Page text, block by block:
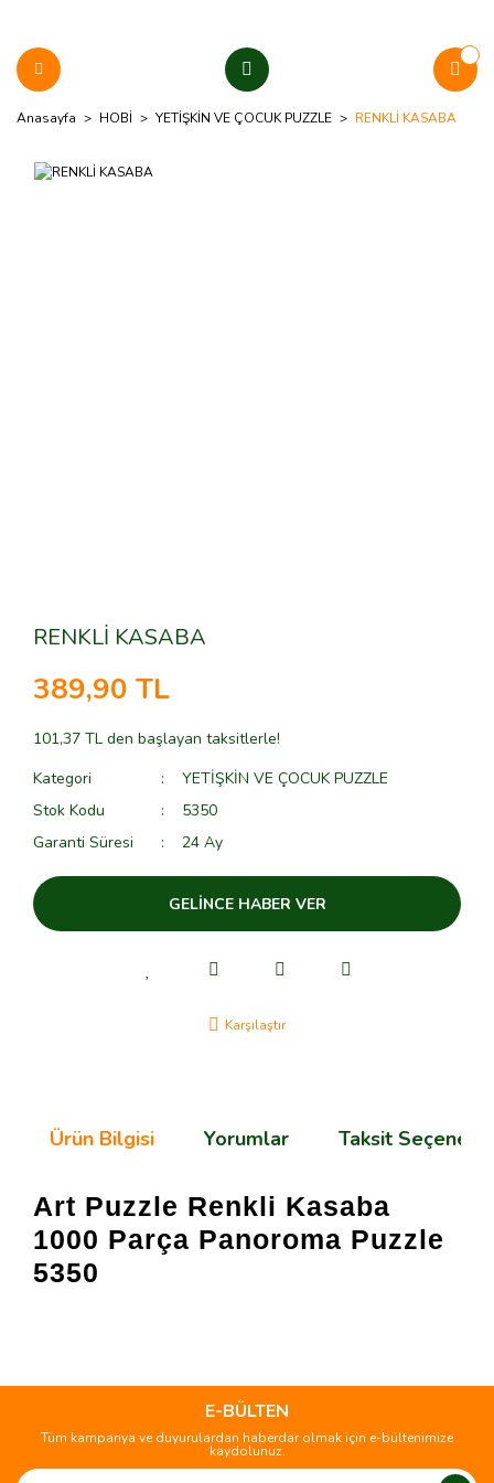
Anasayfa HOBİ YETİŞKİN VE ÇOCUK PUZZLE RENKLİ KASABA
RENKLİ KASABA
389,90 TL
101,37 TL den başlayan taksitlerle!
Kategori
YETİŞKİN VE ÇOCUK PUZZLE
Stok Kodu
5350
Garanti Süresi
24 Ay
GELİNCE HABER VER
Karşılaştır
Ürün Bilgisi Yorumlar Taksit
Art Puzzle Renkli Kasaba
1000 Parça Panoroma Puzzle
5350
Yorum Yaz
kullanarak tarafımıza iletebilirsiniz.
Görüş ve önerileriniz için teşekkür ederiz.
E-BÜLTEN
Tüm kampanya ve duyurulardan haberdar olmak için e-bültenimize
kaydolunuz.